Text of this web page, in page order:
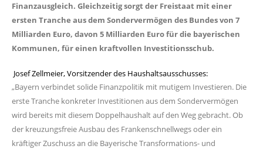
Finanzausgleich. Gleichzeitig sorgt der Freistaat mit einer
ersten Tranche aus dem Sondervermögen des Bundes von 7
Milliarden Euro, davon 5 Milliarden Euro für die bayerischen
Kommunen, für einen kraftvollen Investitionsschub.
Josef Zellmeier, Vorsitzender des Haushaltsausschusses:
Bayern verbindet solide Finanzpolitik mit mutigem Investieren. Die
erste Tranche konkreter Investitionen aus dem Sondervermögen
wird bereits mit diesem Doppelhaushalt auf den Weg gebracht. Ob
der kreuzungsfreie Ausbau des Frankenschnellwegs oder ein
kräftiger Zuschuss an die Bayerische Transformations- und